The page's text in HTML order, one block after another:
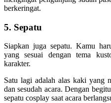
berkeringat.
5. Sepatu
Siapkan juga sepatu. Kamu
yang sesuai dengan tema
karakter.
Satu lagi adalah alas kaki yang
dan sesudah acara. Dengan
sepatu cosplay saat acara